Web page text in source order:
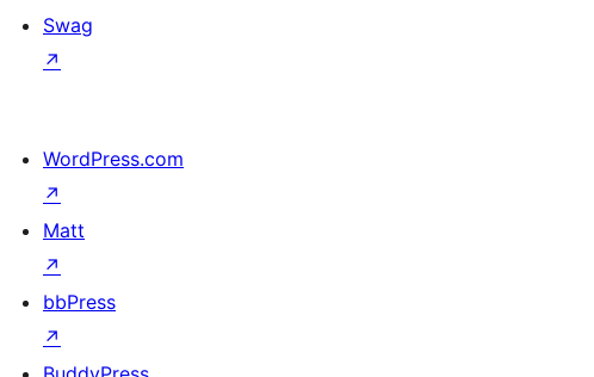
Swag
↗
WordPress.com
↗
Matt
↗
bbPress
↗